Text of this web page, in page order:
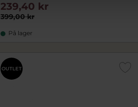
399,00 kr
239,40 kr
På lager
OUTLET